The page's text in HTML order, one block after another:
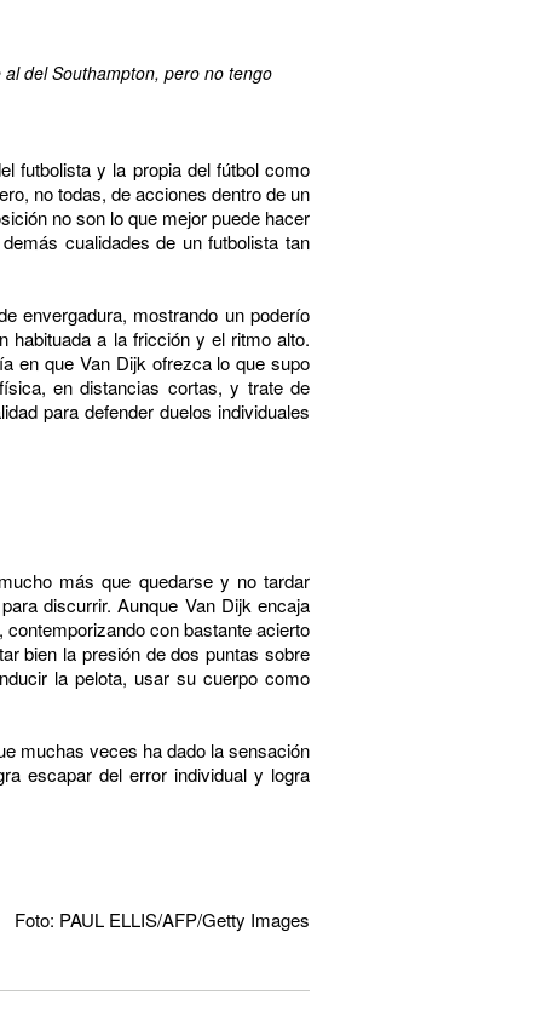
del Southampton, pero no tengo
futbolista y la propia del fútbol como
no todas, de acciones dentro de un
no son lo que mejor puede hacer
cualidades de un futbolista tan
envergadura, mostrando un poderío
habituada a la fricción y el ritmo alto.
en que Van Dijk ofrezca lo que supo
en distancias cortas, y trate de
para defender duelos individuales
más que quedarse y no tardar
discurrir. Aunque Van Dijk encaja
con bastante acierto
bien la presión de dos puntas sobre
la pelota, usar su cuerpo como
muchas veces ha dado la sensación
escapar del error individual y logra
Foto: PAUL ELLIS/AFP/Getty Images